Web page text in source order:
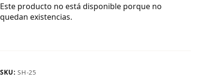
Este producto no está disponible porque no
quedan existencias.
SKU:SH-25